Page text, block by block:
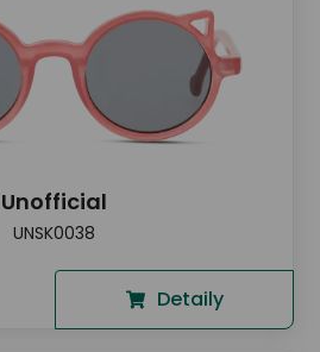
Unofficial
UNSK0038
Detaily